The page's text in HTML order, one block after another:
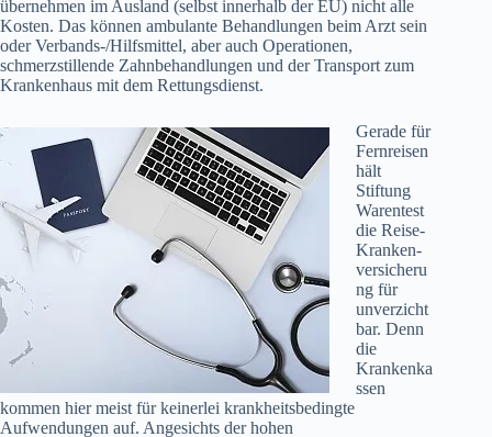
übernehmen im Ausland (selbst innerhalb der EU) nicht alle
Kosten. Das können ambulante Behandlungen beim Arzt sein
oder Verbands-/Hilfsmittel, aber auch Operationen,
schmerzstillende Zahnbehandlungen und der Transport zum
Krankenhaus mit dem Rettungsdienst.
Gerade für
Fernreisen
hält
Stiftung
Warentest
die Reise-
Kranken-
versicheru
ng für
unverzicht
bar. Denn
die
Krankenka
ssen
kommen hier meist für keinerlei krankheitsbedingte
Aufwendungen auf. Angesichts der hohen